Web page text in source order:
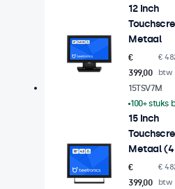
12 Inch
Metaal
€
399,00
€
btw
15 Inch
Metaal
15TSV7M
100+ stuks
€
399,00
€
btw